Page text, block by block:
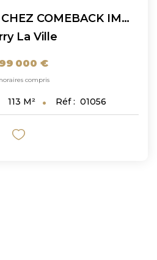
EN EXCLUSIVITE CHEZ COMEBACK IMMOBILIER : Charmante Maison...
La Ville
000 €
compris
113 M² Réf : 01056